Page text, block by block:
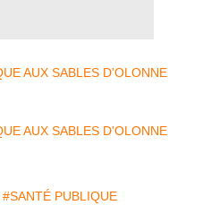
#SANTÉ PUBLIQUE